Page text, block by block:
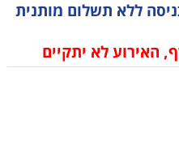
ללא תשלום מותנית
האירוע לא יתקיים